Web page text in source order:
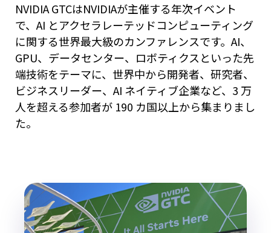
NVIDIA GTCはNVIDIAが主催する年次イベント
で、AI とアクセラレーテッドコンピューティング
に関する世界最大級のカンファレンスです。AI、
GPU、データセンター、ロボティクスといった先
端技術をテーマに、世界中から開発者、研究者、
ビジネスリーダー、AI ネイティブ企業など、3 万
人を超える参加者が 190 カ国以上から集まりまし
た。